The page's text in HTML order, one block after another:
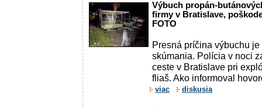
Výbuch propán-
firmy v Bratislave,
FOTO
Presná príčina výbuchu
skúmania. Polícia v noci
ceste v Bratislave pri
fliaš. Ako informoval
viac diskusia